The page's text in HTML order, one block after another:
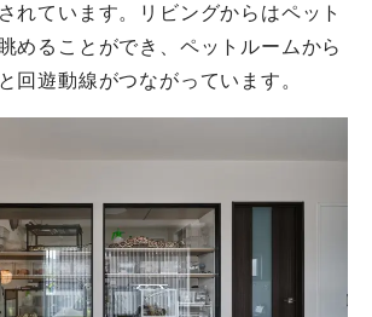
れています。リビングからはペット
めることができ、ペットルームから
回遊動線がつながっています。